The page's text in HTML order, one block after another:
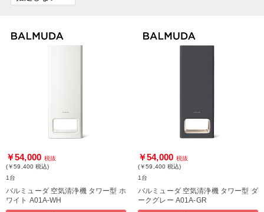
￥54,000 税抜
(￥59,400 税込)
1台
バルミューダ 空気清浄機 タワー型 ホ
ワイト A01A-WH
￥54,000 税抜
(￥59,400 税込)
1台
バルミューダ 空気清浄機 タワー型 ダ
ークグレー A01A-GR